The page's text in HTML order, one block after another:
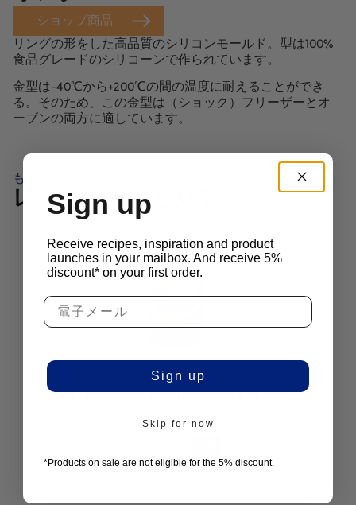
リングの形をした高品質のシリコンモールド。型は100%
食品グレードのシリコーンで作られています。
金型は-40℃から+200℃の間の温度に耐えることができ
る。そのため、この金型は（ショック）フリーザーとオ
ーブンの両方に適しています。
ショップ商品
もっとインスピレーションを？
レシピをもっと見る
メレンゲスティック成形器
イチゴとバジルのクリスプ
メレンゲスティ
マイク・コーネ
Sign up
Receive recipes, inspiration and product
launches in your mailbox. And receive 5%
discount* on your first order.
Sign up
Skip for now
*Products on sale are not eligible for the 5% discount.